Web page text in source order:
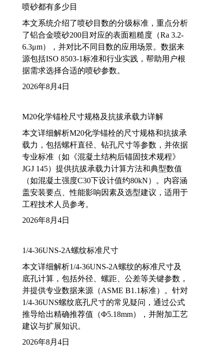
喷砂都有多少目
本文系统介绍了喷砂目数的分级标准，重点分析
了铝合金喷砂200目对应的表面粗糙度（Ra 3.2-
6.3μm），并对比不同目数的应用场景。数据来
源包括ISO 8503-1标准和行业实践，帮助用户根
据需求选择合适的喷砂参数。
2026年8月4日
M20化学锚栓尺寸规格及抗拔承载力详解
本文详细解析M20化学锚栓的尺寸规格和抗拔承
载力，包括螺杆直径、钻孔尺寸等参数，并依据
专业标准（如《混凝土结构后锚固技术规程》
JGJ 145）提供抗拔承载力计算方法和典型数值
（如混凝土强度C30下设计值约80kN）。内容涵
盖安装要点、性能影响因素及选型建议，适用于
工程技术人员参考。
2026年8月4日
1/4-36UNS-2A螺纹标准尺寸
本文详细解析1/4-36UNS-2A螺纹的标准尺寸及
底孔计算，包括外径、螺距、公差等关键参数，
并提供专业数据来源（ASME B1.1标准）。针对
1/4-36UNS螺纹底孔尺寸的常见疑问，通过公式
推导给出精确推荐值（Φ5.18mm），并附加工艺
建议与扩展知识。
2026年8月4日